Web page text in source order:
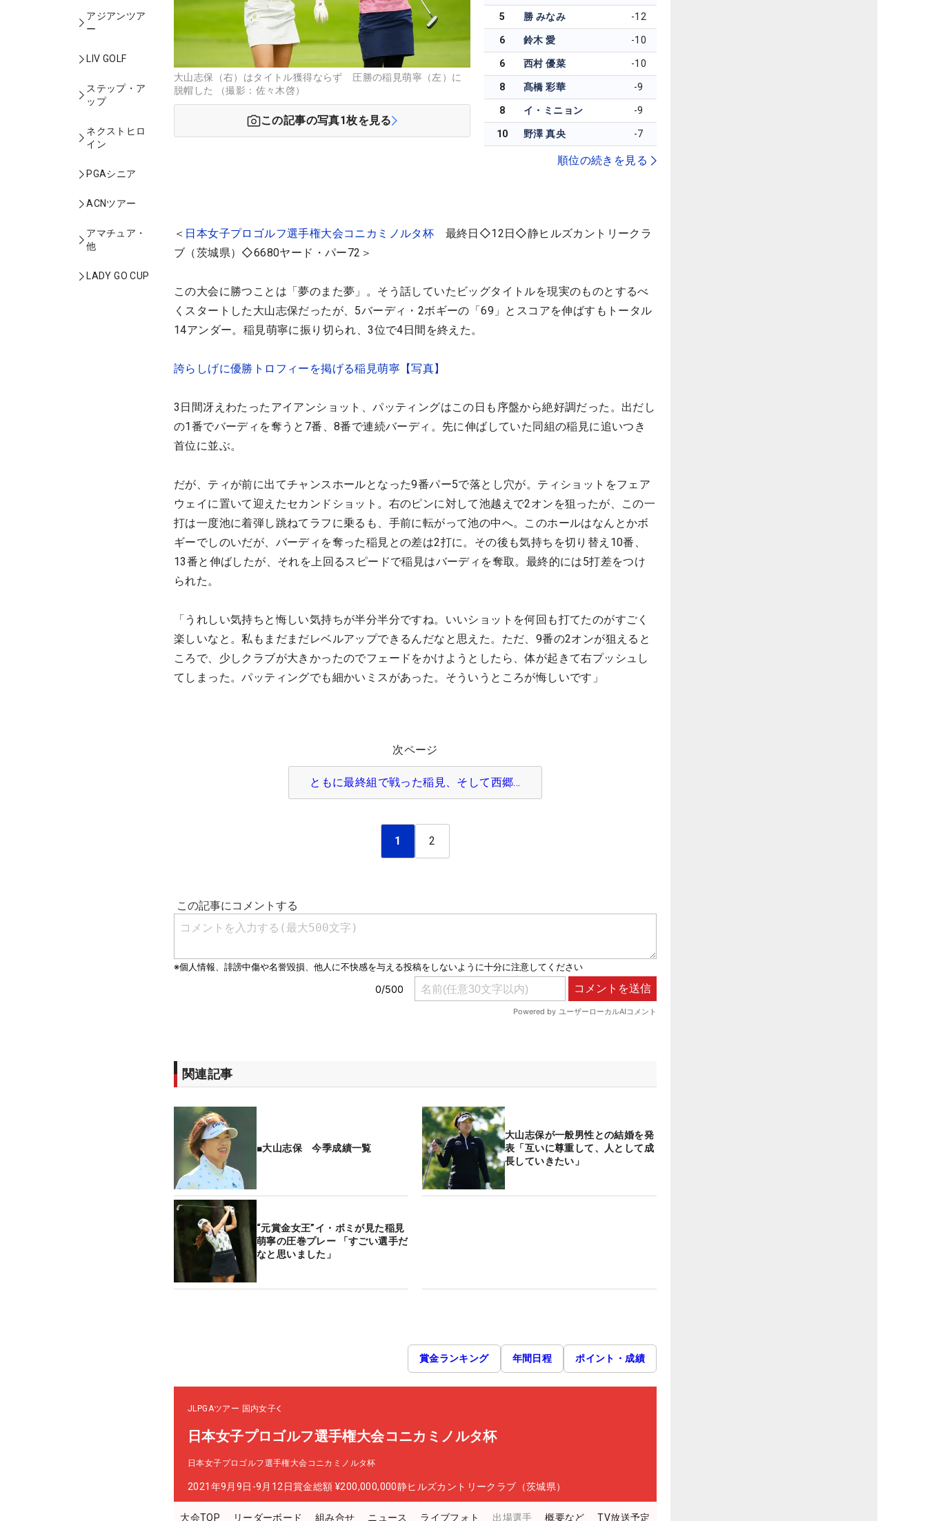
アジアンツア
ー
LIV GOLF
ステップ・ア
ップ
ネクストヒロ
イン
PGAシニア
ACNツアー
アマチュア・
他
LADY GO CUP
大山志保（右）はタイトル獲得ならず 圧勝の稲見萌寧（左）に
脱帽した （撮影：佐々木啓）
この記事の写真1枚を見る
5 勝 みなみ -12
6 鈴木 愛 -10
6 西村 優菜 -10
8 髙橋 彩華 -9
8 イ・ミニョン -9
10 野澤 真央 -7
順位の続きを見る
＜ 日本女子プロゴルフ選手権大会コニカミノルタ杯 最終日◇12日◇静ヒルズカントリークラ
ブ（茨城県）◇6680ヤード・パー72＞
この大会に勝つことは「夢のまた夢」。そう話していたビッグタイトルを現実のものとするべ
くスタートした大山志保だったが、5バーディ・2ボギーの「69」とスコアを伸ばすもトータル
14アンダー。稲見萌寧に振り切られ、3位で4日間を終えた。
誇らしげに優勝トロフィーを掲げる稲見萌寧【写真】
3日間冴えわたったアイアンショット、パッティングはこの日も序盤から絶好調だった。出だし
の1番でバーディを奪うと7番、8番で連続バーディ。先に伸ばしていた同組の稲見に追いつき
首位に並ぶ。
だが、ティが前に出てチャンスホールとなった9番パー5で落とし穴が。ティショットをフェア
ウェイに置いて迎えたセカンドショット。右のピンに対して池越えで2オンを狙ったが、この一
打は一度池に着弾し跳ねてラフに乗るも、手前に転がって池の中へ。このホールはなんとかボ
ギーでしのいだが、バーディを奪った稲見との差は2打に。その後も気持ちを切り替え10番、
13番と伸ばしたが、それを上回るスピードで稲見はバーディを奪取。最終的には5打差をつけ
られた。
「うれしい気持ちと悔しい気持ちが半分半分ですね。いいショットを何回も打てたのがすごく
楽しいなと。私もまだまだレベルアップできるんだなと思えた。ただ、9番の2オンが狙えると
ころで、少しクラブが大きかったのでフェードをかけようとしたら、体が起きて右プッシュし
てしまった。パッティングでも細かいミスがあった。そういうところが悔しいです」
次ページ
ともに最終組で戦った稲見、そして西郷…
1 2
関連記事
■大山志保 今季成績一覧
大山志保が一般男性との結婚を発
表「互いに尊重して、人として成
長していきたい」
“元賞金女王”イ・ボミが見た稲見
萌寧の圧巻プレー 「すごい選手だ
なと思いました」
賞金ランキング 年間日程 ポイント・成績
JLPGAツアー 国内女子
日本女子プロゴルフ選手権大会コニカミノルタ杯
日本女子プロゴルフ選手権大会コニカミノルタ杯
2021年9月9日-9月12日賞金総額 ¥200,000,000静ヒルズカントリークラブ（茨城県）
大会TOP リーダーボード 組み合せ ニュース ライブフォト 出場選手 概要など TV放送予定